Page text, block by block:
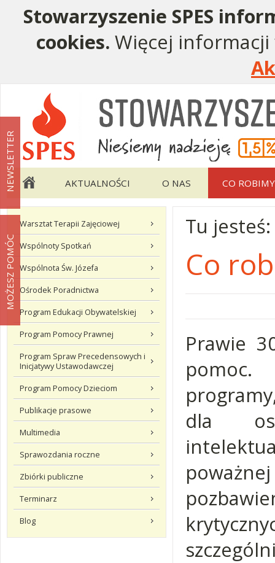
Stowarzyszenie SPES
cookies. Więcej
Menu pomocnicze
Menu główne
AKTUALNOŚCI O NAS CO ROBIMY
Menu podstrony Co robimy
Warsztat Terapii Zajęciowej
Wspólnoty Spotkań
Wspólnota Św. Józefa
Ośrodek Poradnictwa
Program Edukacji Obywatelskiej
Program Pomocy Prawnej
Program Spraw Precedensowych i
Inicjatywy Ustawodawczej
Program Pomocy Dzieciom
Publikacje prasowe
Multimedia
Sprawozdania roczne
Zbiórki publiczne
Terminarz
Blog
Tu jesteś:
Co
Prawie
pomoc.
dla
NEWSLETTER
MOŻESZ POMÓC